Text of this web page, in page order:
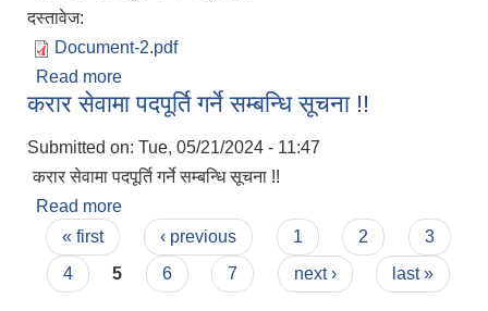
दस्तावेज:
Document-2.pdf
Read more
महिने नि:शुल्क बेकरी तथा खाजाघर संचालन तालिम सम्बन्धि
करार सेवामा पदपूर्ति गर्ने सम्बन्धि सूचना !!
Submitted on: Tue, 05/21/2024 - 11:47
करार सेवामा पदपूर्ति गर्ने सम्बन्धि सूचना !!
Read more
Pages
« first ‹ previous 1 2
3
4
5 6 7 next › last »